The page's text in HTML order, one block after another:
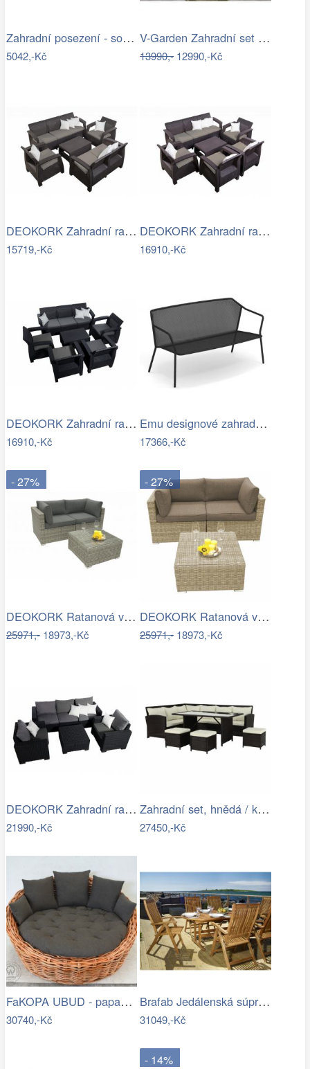
Zahradní posezení - souprava - UZN
5042,-Kč
V-Garden Zahradní set TUNIS SET 6
13990,-12990,-Kč
DEOKORK Zahradní ratanová sestava …
15719,-Kč
DEOKORK Zahradní ratanová sestava…
16910,-Kč
DEOKORK Zahradní ratanová sestava…
16910,-Kč
Emu designové zahradní sedačky Darwin…
17366,-Kč
- 27%
DEOKORK Ratanová variabilní sestava…
25971,-18973,-Kč
- 27%
DEOKORK Ratanová variabilní sestava…
25971,-18973,-Kč
DEOKORK Zahradní ratanová sestava…
21990,-Kč
Zahradní set, hnědá / krémová, STARK…
27450,-Kč
FaKOPA UBUD - papasan z ratanu…
30740,-Kč
Brafab Jedálenská súprava EVERTON Mdum
31049,-Kč
- 14%